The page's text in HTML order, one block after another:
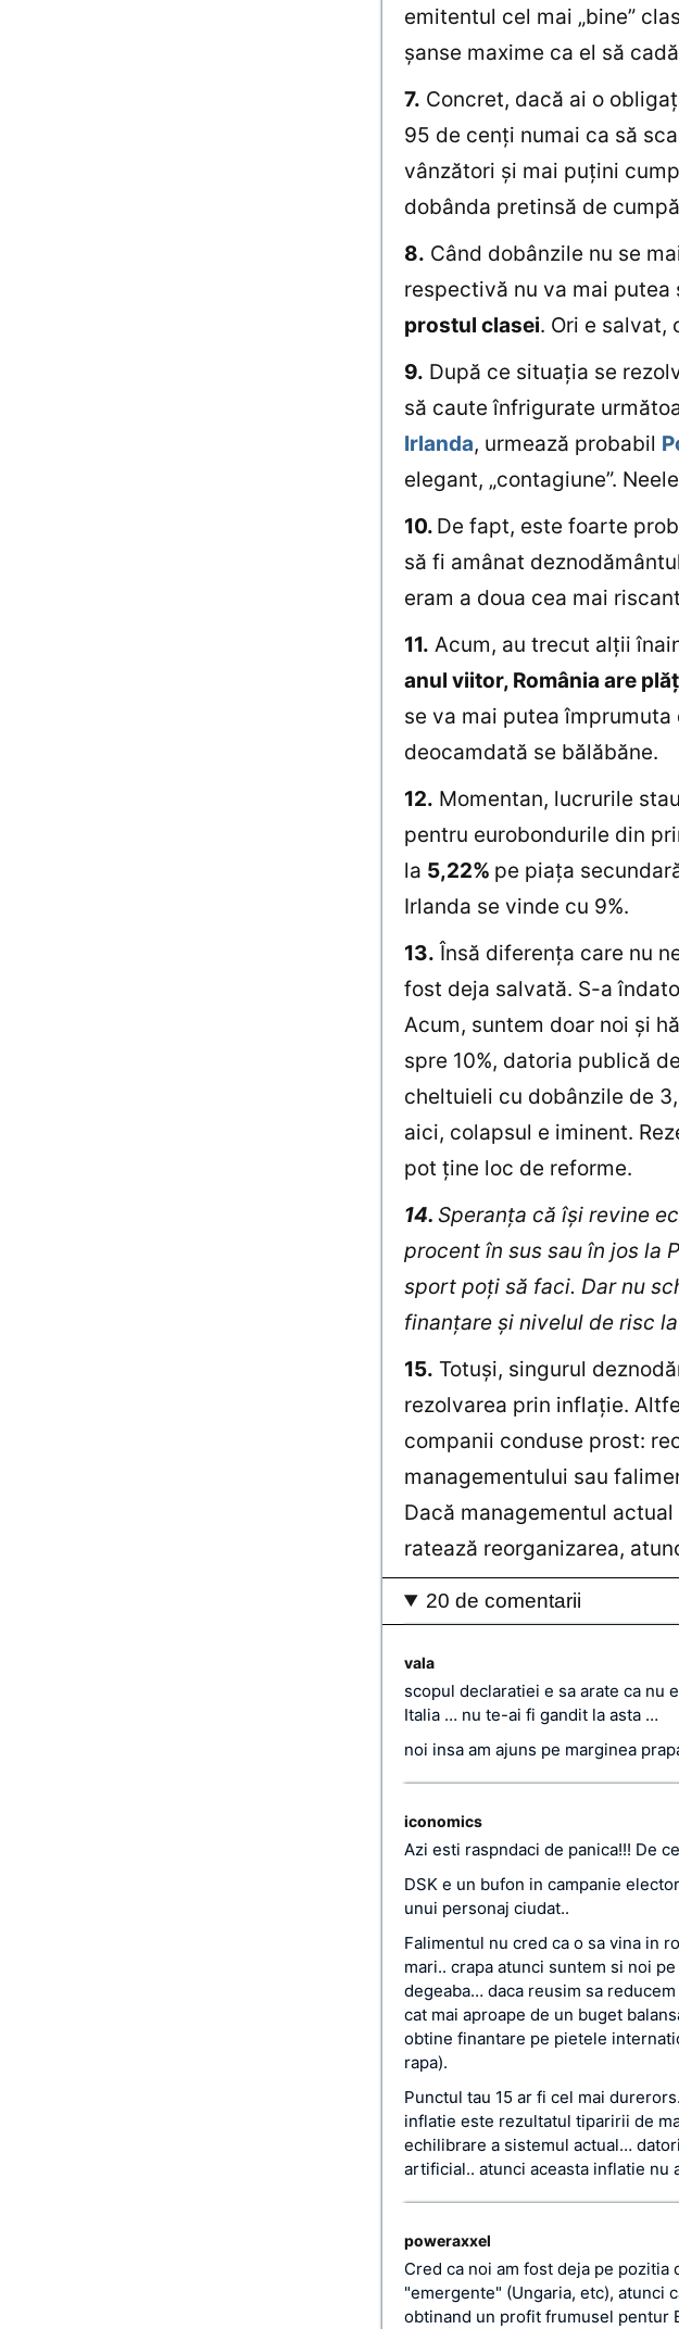
emitentul cel mai „bine”
şanse maxime ca el să
7. Concret, dacă ai o
95 de cenţi numai ca să
vânzători şi mai puţini
dobânda pretinsă de
8. Când dobânzile nu se
respectivă nu va mai
prostul clasei. Ori e salvat,
9. După ce situaţia se
să caute înfrigurate
Irlanda, urmează probabil
elegant, „contagiune”.
10. De fapt, este foarte
să fi amânat
eram a doua cea mai
11. Acum, au trecut alţii
anul viitor, România are
se va mai putea
deocamdată se bălăbăne.
12. Momentan, lucrurile
pentru eurobondurile din
la 5,22% pe piaţa
Irlanda se vinde cu 9%.
13. Însă diferenţa care nu
fost deja salvată. S-a
Acum, suntem doar noi şi
spre 10%, datoria publică de
cheltuieli cu dobânzile de
aici, colapsul e iminent.
pot ţine loc de reforme.
14. Speranţa că îşi revine
procent în sus sau în jos la
sport poţi să faci. Dar nu
finanţare şi nivelul de risc
15. Totuşi, singurul
rezolvarea prin inflaţie.
companii conduse prost:
managementului sau
Dacă managementul
ratează reorganizarea,
20 de comentarii
vala
scopul declaratiei e sa arate ca nu
Italia … nu te-ai fi gandit la asta …
noi insa am ajuns pe marginea
iconomics
Azi esti raspndaci de panica!!! De
DSK e un bufon in campanie
unui personaj ciudat..
Falimentul nu cred ca o sa vina in
mari.. crapa atunci suntem si noi
degeaba… daca reusim sa
cat mai aproape de un buget
obtine finantare pe pietele
rapa).
Punctul tau 15 ar fi cel mai
inflatie este rezultatul tiparirii de
echilibrare a sistemul actual…
artificial.. atunci aceasta inflatie nu
poweraxxel
Cred ca noi am fost deja pe
"emergente" (Ungaria, etc), atunci
obtinand un profit frumusel pentur